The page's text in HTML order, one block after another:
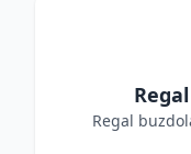
Regal